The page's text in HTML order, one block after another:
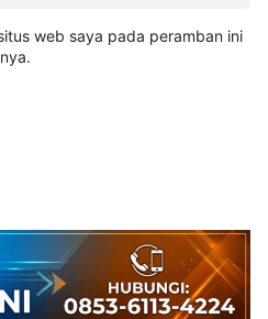
web saya pada peramban ini